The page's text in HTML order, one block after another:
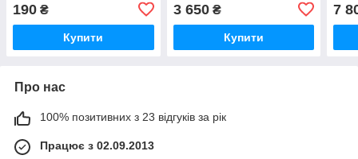
190 ₴
Купити
3 650₴
Купити
7
Про нас
100% позитивних з 23 відгуків за рік
Працює з 02.09.2013